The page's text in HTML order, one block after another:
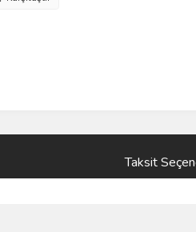
Taksit